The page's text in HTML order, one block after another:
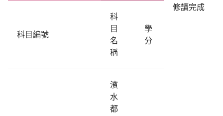
修讀完成
科目編號
科
目
名
稱
學
分
濱
水
都